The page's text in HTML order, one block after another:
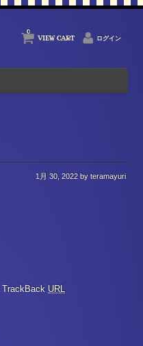
VIEW CART
0
ログイン
1月 30, 2022by teramayuri
TrackBack URL